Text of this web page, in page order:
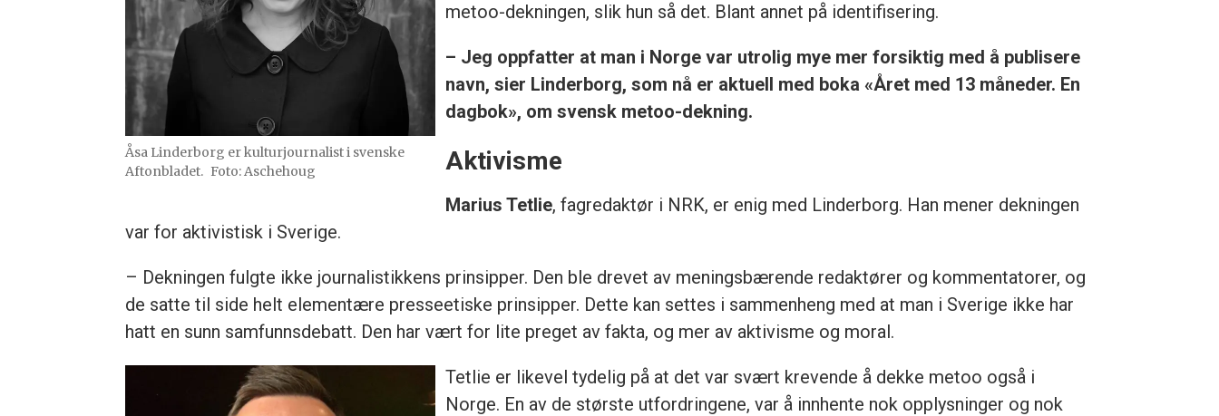
Åsa Linderborg er kulturjournalist i svenske
Aftonbladet. Foto: Aschehoug
metoo-dekningen, slik hun så det. Blant annet på identifisering.
– Jeg oppfatter at man i Norge var utrolig mye mer forsiktig med å publisere
navn, sier Linderborg, som nå er aktuell med boka «Året med 13 måneder. En
dagbok», om svensk metoo-dekning.
Aktivisme
Marius Tetlie, fagredaktør i NRK, er enig med Linderborg. Han mener dekningen
var for aktivistisk i Sverige.
– Dekningen fulgte ikke journalistikkens prinsipper. Den ble drevet av meningsbærende redaktører og kommentatorer, og
de satte til side helt elementære presseetiske prinsipper. Dette kan settes i sammenheng med at man i Sverige ikke har
hatt en sunn samfunnsdebatt. Den har vært for lite preget av fakta, og mer av aktivisme og moral.
Tetlie er likevel tydelig på at det var svært krevende å dekke metoo også i
Norge. En av de største utfordringene, var å innhente nok opplysninger og nok